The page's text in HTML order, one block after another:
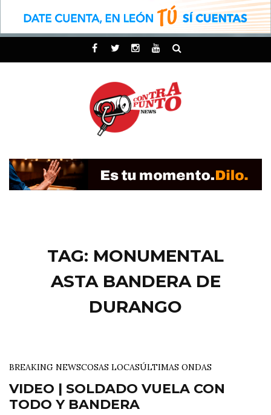
TAG: MONUMENTAL
ASTA BANDERA DE
DURANGO
BREAKING NEWSCOSAS LOCASÚLTIMAS ONDAS
VIDEO | SOLDADO VUELA CON
TODO Y BANDERA